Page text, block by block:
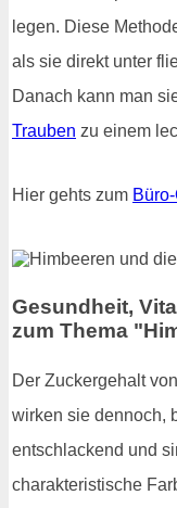
legen. Diese
als sie direkt unter
Danach kann man
Trauben zu einem
Hier gehts zum
Gesundheit,
zum Thema
Der Zuckergehalt
wirken sie dennoch,
entschlackend und
charakteristische